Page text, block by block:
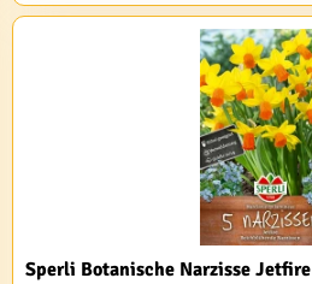
Sperli Botanische Narzisse Jetfire